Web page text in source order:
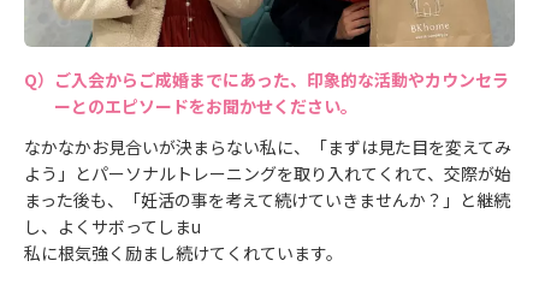
ご入会からご成婚までにあった、印象的な活動やカウンセラ
ーとのエピソードをお聞かせください。
なかなかお見合いが決まらない私に、「まずは見た目を変えてみ
よう」とパーソナルトレーニングを取り入れてくれて、交際が始
まった後も、「妊活の事を考えて続けていきませんか？」と継続
し、よくサボってしまu
私に根気強く励まし続けてくれています。